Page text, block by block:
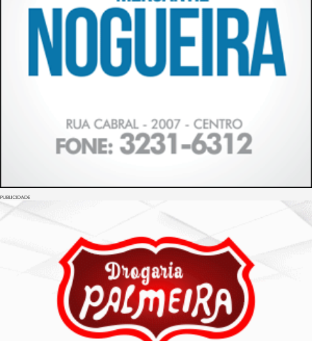
PUBLICIDADE